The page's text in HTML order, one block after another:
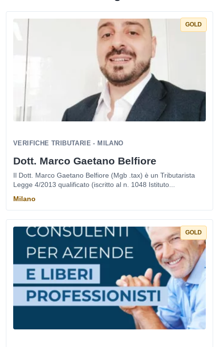
GOLD
VERIFICHE TRIBUTARIE - MILANO
Dott. Marco Gaetano Belfiore
Il Dott. Marco Gaetano Belfiore (Mgb .tax) è un Tributarista
Legge 4/2013 qualificato (iscritto al n. 1048 Istituto...
Milano
GOLD